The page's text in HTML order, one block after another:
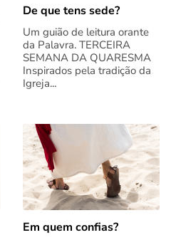
De que tens sede?
Um guião de leitura orante
da Palavra. TERCEIRA
SEMANA DA QUARESMA
Inspirados pela tradição da
Igreja...
Em quem confias?